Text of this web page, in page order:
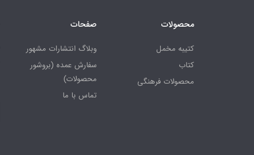
محصولات
کتیبه مخمل
کتاب
محصولات فرهنگی
صفحات
وبلاگ انتشارات مشهور
سفارش عمده (بروشور
محصولات)
تماس با ما